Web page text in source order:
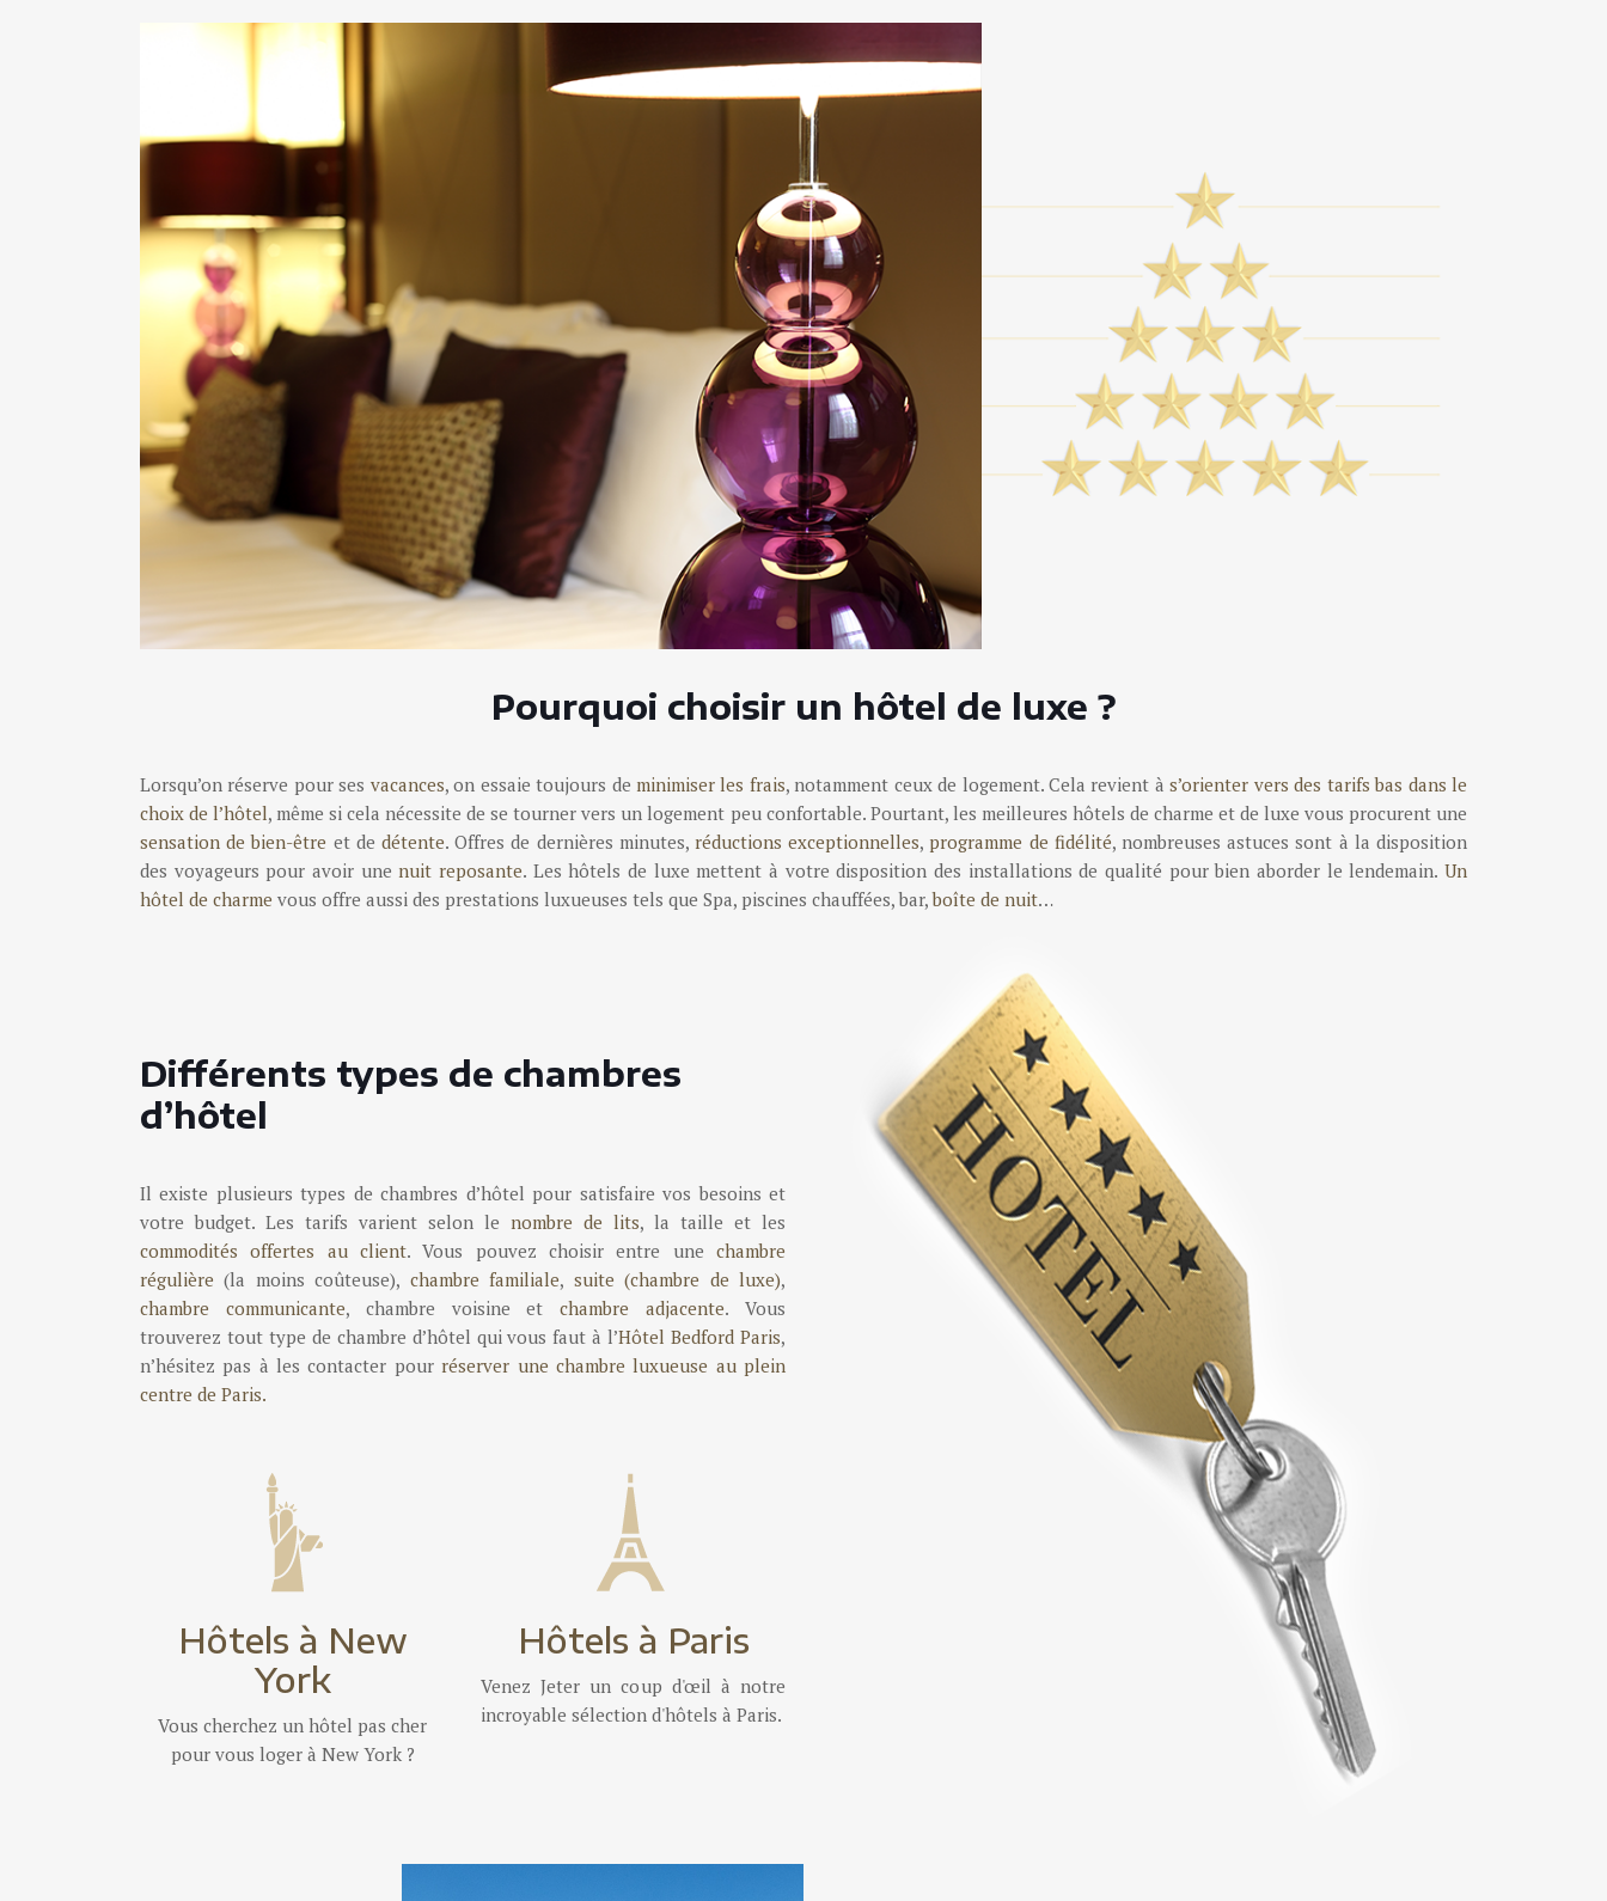
Pourquoi choisir un hôtel de luxe ?
Lorsqu’on réserve pour ses vacances, on essaie toujours de minimiser les frais, notamment ceux de logement. Cela revient às’orienter vers des tarifs bas dans le
choix de l’hôtel, même si cela nécessite de se tourner vers un logement peu confortable. Pourtant, les meilleures hôtels de charme et de luxe vous procurent une
sensation de bien-être et dedétente. Offres de dernières minutes,réductions exceptionnelles, programme de fidélité, nombreuses astuces sont à la disposition
des voyageurs pour avoir une nuit reposante. Les hôtels de luxe mettent à votre disposition des installations de qualité pour bien aborder le lendemain.Un
hôtel de charme vous offre aussi des prestations luxueuses tels que Spa, piscines chauffées, bar,boîte de nuit…
Différents types de chambres
d’hôtel
Il existe plusieurs types de chambres d’hôtel pour satisfaire vos besoins et
votre budget. Les tarifs varient selon le nombre de lits, la taille et les
commodités offertes au client. Vous pouvez choisir entre une chambre
régulière (la moins coûteuse), chambre familiale, suite (chambre de luxe),
chambre communicante, chambre voisine etchambre adjacente. Vous
trouverez tout type de chambre d’hôtel qui vous faut à l’Hôtel Bedford Paris,
n’hésitez pas à les contacter pourréserver une chambre luxueuse au plein
centre de Paris.
Hôtels à New
York
Vous cherchez un hôtel pas cher
pour vous loger à New York ?
Hôtels à Paris
Venez Jeter un coup d'œil à notre
incroyable sélection d'hôtels à Paris.